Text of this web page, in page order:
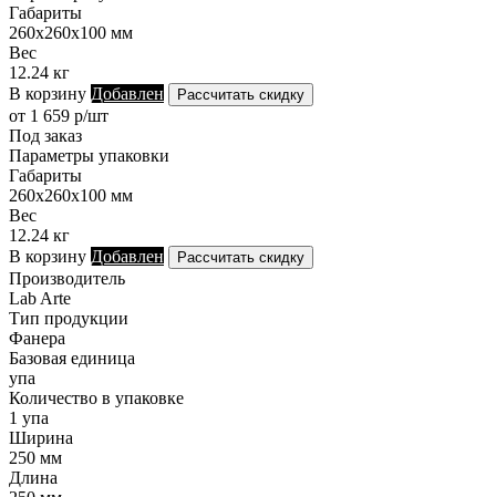
Габариты
260х260х100 мм
Вес
12.24 кг
В корзину Добавлен Рассчитать скидку
от 1 659 р/шт
Под заказ
Параметры упаковки
Габариты
260х260х100 мм
Вес
12.24 кг
В корзину Добавлен Рассчитать скидку
Производитель
Lab Arte
Тип продукции
Фанера
Базовая единица
упа
Количество в упаковке
1 упа
Ширина
250 мм
Длина